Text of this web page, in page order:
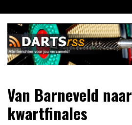
naar
inhoud
DartsRSS
verzameld!
Van Barneveld naar
kwartfinales